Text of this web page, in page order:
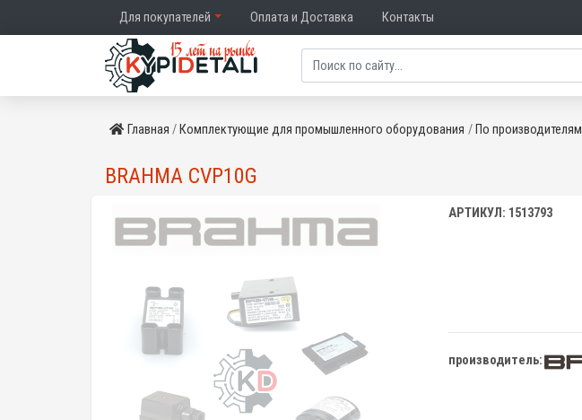
Для покупателей Оплата и Доставка Контакты
Главная Комплектующие для промышленного оборудования По производителям
BRAHMA CVP10G
АРТИКУЛ: 1513793
производитель: